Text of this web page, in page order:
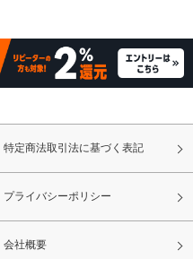
特定商法取引法に基づく表記
プライバシーポリシー
会社概要